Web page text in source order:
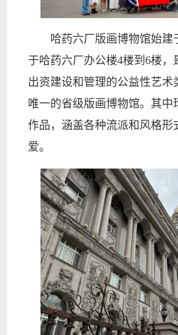
哈药六厂版画博物馆始建
于哈药六厂办公楼4楼到 6楼，
出资建设和管理的公益性艺术
唯一的省级版画博物馆。其中
作品，涵盖各种流派和风格形
爱。